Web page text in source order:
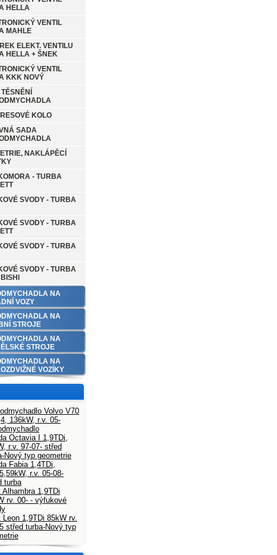
HELLA
VENTIL
MAHLE
ELEKT. VENTILU
HELLA + ŠNEK
VENTIL
KKK NOVÝ
KOLO
SADA
NAKLÁPĚCÍ
- TURBA
SVODY - TURBA
SVODY - TURBA
SVODY - TURBA
SVODY - TURBA
NA
VOZY
NA
STROJE
NA
STROJE
NA
VOZÍKY
Volvo V70
136kW, r.v. 05-
Octavia I 1,9TDi,
r.v. 97-07- střed
Nový typ geometrie
Fabia 1,4TDi,
r.v. 05-08-
turba
Alhambra 1,9TDi
rv. 00- - výfukové
Leon 1,9TDi 85kW rv.
střed turba-Nový typ